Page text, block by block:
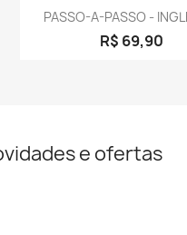
Visualização
PASSO-A-PASSO -
R$ 69,90
e ofertas